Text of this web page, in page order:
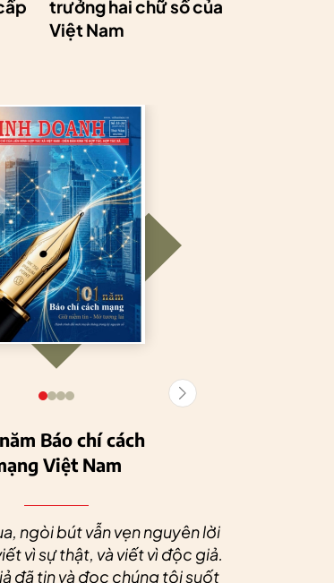
trưởng hai chữ số của
Việt Nam
vững
Báo chí cách
Việt Nam
ngòi bút vẫn vẹn nguyên lời
vì sự thật, và viết vì độc giả.
đã tin và đọc chúng tôi suốt